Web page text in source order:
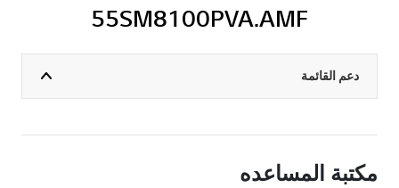
55SM8100PVA.AMF
دعم القائمة
مكتبة المساعده